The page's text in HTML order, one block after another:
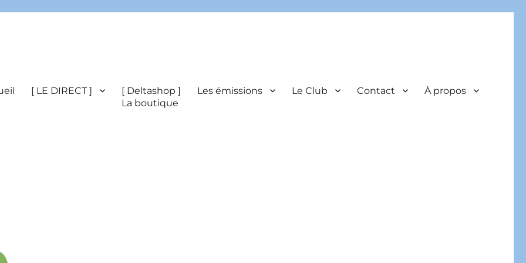
[ LE DIRECT ]
[ Deltashop ]
La boutique
Les émissions Le Club Contact À propos